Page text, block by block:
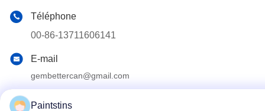
Téléphone
00-86-13711606141
E-mail
gembettercan@gmail.com
Paintstins